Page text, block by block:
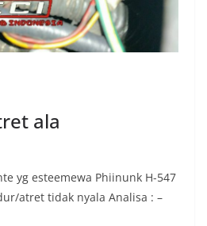
ala
yg esteemewa Phiinunk H-547
atret tidak nyala Analisa : –